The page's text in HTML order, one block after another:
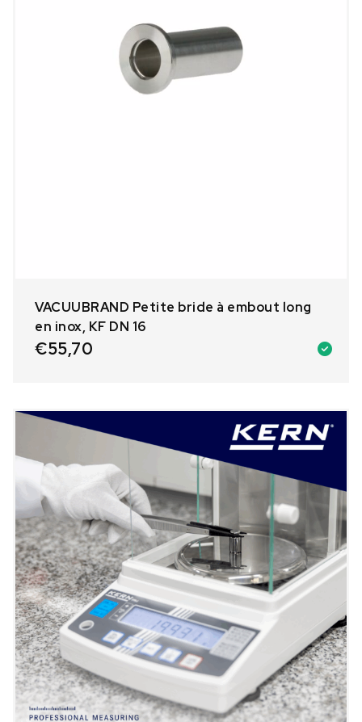
VACUUBRAND Petite bride à embout long
en inox, KF DN 16
€55,70